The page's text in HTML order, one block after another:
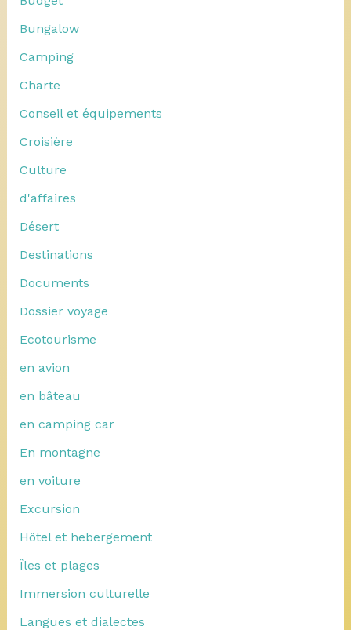
Bungalow
Camping
Charte
Conseil et équipements
Croisière
Culture
d'affaires
Désert
Destinations
Documents
Dossier voyage
Ecotourisme
en avion
en bâteau
en camping car
En montagne
en voiture
Excursion
Hôtel et hebergement
Îles et plages
Immersion culturelle
Langues et dialectes